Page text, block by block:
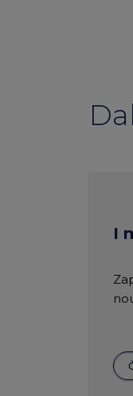
I